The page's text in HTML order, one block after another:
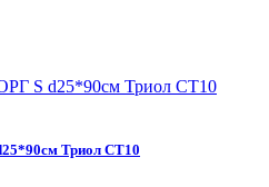
Триол СТ10